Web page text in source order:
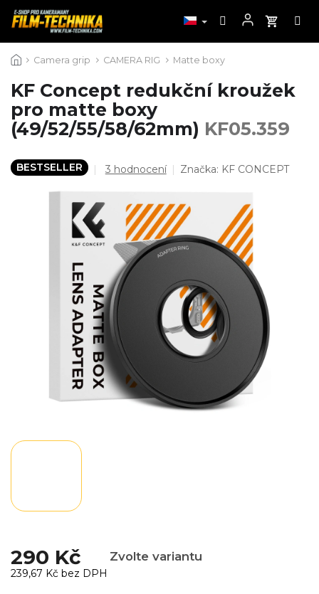
na
Camera grip CAMERA RIG Matte boxy
KF Concept redukční kroužek
pro matte boxy
(49/52/55/58/62mm) KF05.359
BESTSELLER
Průměrné
je
5,0
z
5
hvězdiček.
3 hodnocení Značka: KF CONCEPT
290 Kč Zvolte variantu
239,67 Kč bez DPH